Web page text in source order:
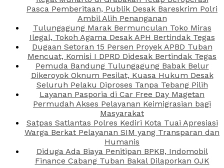
Pasca Pemberitaan, Publik Desak Bareskrim Polri
Ambil Alih Penanganan
Tulungagung Marak Bermunculan Toko Miras
Ilegal, Tokoh Agama Desak APH Bertindak Tegas
Dugaan Setoran 15 Persen Proyek APBD Tuban
Mencuat, Komisi I DPRD Didesak Bertindak Tegas
Pemuda Bandung Tulungagung Babak Belur
Dikeroyok Oknum Pesilat, Kuasa Hukum Desak
Seluruh Pelaku Diproses Tanpa Tebang Pilih
Layanan Pasporia di Car Free Day Magetan
Permudah Akses Pelayanan Keimigrasian bagi
Masyarakat
Satpas Satlantas Polres Kediri Kota Tuai Apresiasi
Warga Berkat Pelayanan SIM yang Transparan dan
Humanis
Diduga Ada Biaya Penitipan BPKB, Indomobil
Finance Cabang Tuban Bakal Dilaporkan OJK